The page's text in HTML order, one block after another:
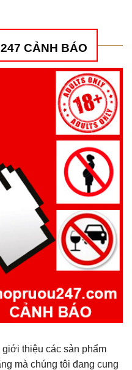
CẢNH BÁO
giới thiệu các sản phẩm
mà chúng tôi đang cung